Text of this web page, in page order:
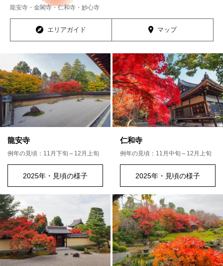
龍安寺・金閣寺・仁和寺・妙心寺
エリアガイド マップ
龍安寺
例年の見頃：11月下旬～12月上旬
2025年・見頃の様子
仁和寺
例年の見頃：11月中旬～12月上旬
2025年・見頃の様子